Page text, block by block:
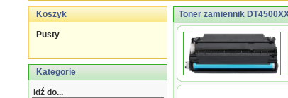
Koszyk
Pusty
Kategorie
Idź do...
Toner zamiennik